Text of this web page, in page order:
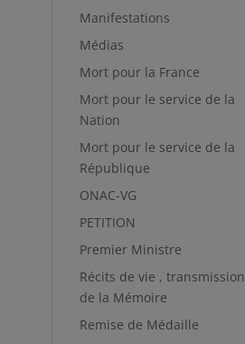
Manifestations
Médias
Mort pour la France
Mort pour le service de la
Nation
Mort pour le service de la
République
ONAC-VG
PETITION
Premier Ministre
Récits de vie , transmission
de la Mémoire
Remise de Médaille